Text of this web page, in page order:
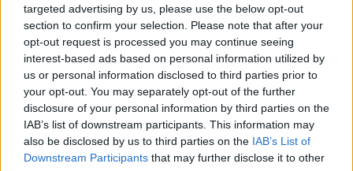
targeted advertising by us, please use the below opt-out
section to confirm your selection. Please note that after your
opt-out request is processed you may continue seeing
interest-based ads based on personal information utilized by
us or personal information disclosed to third parties prior to
your opt-out. You may separately opt-out of the further
disclosure of your personal information by third parties on the
IAB’s list of downstream participants. This information may
also be disclosed by us to third parties on the IAB’s List of
Downstream Participants that may further disclose it to other
Követem
#REGGELI #ADÁSRÉSZLETEK #RTL KLUB
#SURVIVOR # KOLLER GÁBOR #KIHÍVÁSOK # RTL